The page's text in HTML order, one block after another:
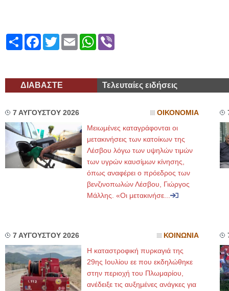
ShareFacebook
TwitterEmailWhatsApp
ΔΙΑΒΑΣΤΕ Τελευταίες ειδήσεις
7 ΑΥΓΟΥΣΤΟΥ 2026 ΟΙΚΟΝΟΜΙΑ
Μειωμένες καταγράφονται οι
μετακινήσεις των κατοίκων της
Λέσβου λόγω των υψηλών τιμών
των υγρών καυσίμων κίνησης,
όπως αναφέρει ο πρόεδρος των
βενζινοπωλών Λέσβου, Γιώργος
Μάλλης. «Οι μετακινήσε...
7 ΑΥΓΟΥΣΤΟΥ 2026 ΚΟΙΝΩΝΙΑ
Η καταστροφική πυρκαγιά της
29ης Ιουλίου εε που εκδηλώθηκε
στην περιοχή του Πλωμαρίου,
ανέδειξε τις αυξημένες ανάγκες για